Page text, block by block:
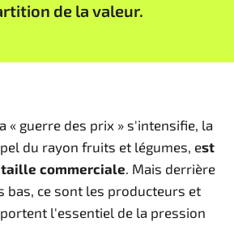
de la valeur.
« guerre des prix » s'intensifie, la
du rayon fruits et légumes, est
commerciale. Mais derrière
bas, ce sont les producteurs et
l'essentiel de la pression